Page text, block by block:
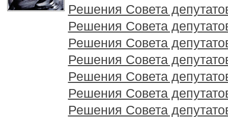
Решения Совета
Решения Совета
Решения Совета
Решения Совета
Решения Совета
Решения Совета
Решения Совета